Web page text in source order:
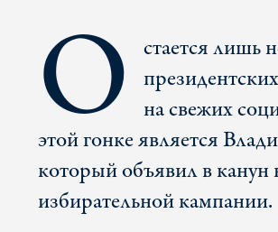
О стается лишь
на свежих
этой гонке является
который объявил в канун
избирательной кампании.